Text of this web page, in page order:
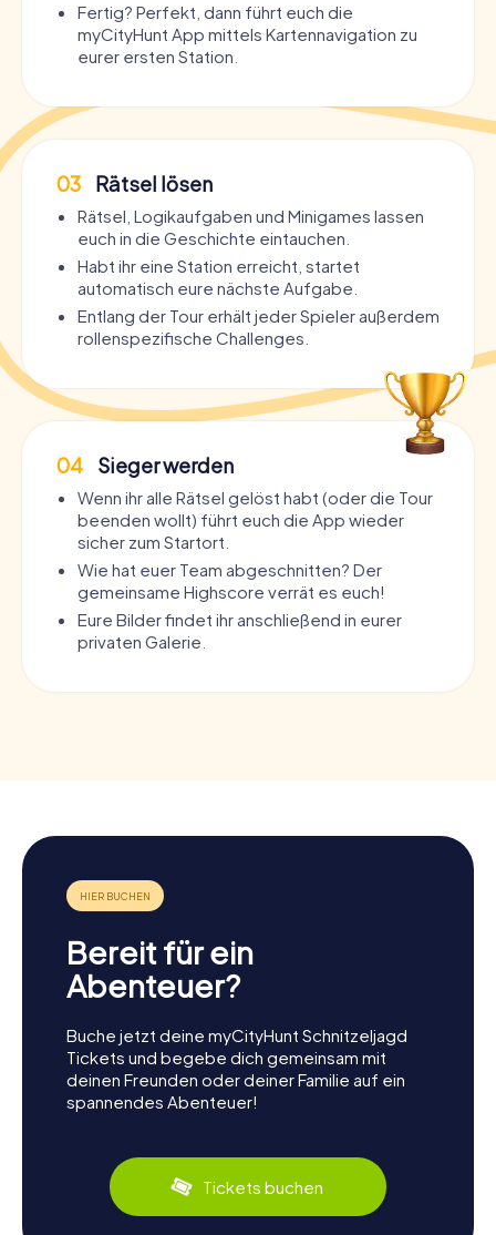
Fertig? Perfekt, dann führt euch die
myCityHunt App mittels Kartennavigation zu
eurer ersten Station.
03 Rätsel lösen
Rätsel, Logikaufgaben und Minigames lassen
euch in die Geschichte eintauchen.
Habt ihr eine Station erreicht, startet
automatisch eure nächste Aufgabe.
Entlang der Tour erhält jeder Spieler außerdem
rollenspezifische Challenges.
04 Sieger werden
Wenn ihr alle Rätsel gelöst habt (oder die Tour
beenden wollt) führt euch die App wieder
sicher zum Startort.
Wie hat euer Team abgeschnitten? Der
gemeinsame Highscore verrät es euch!
Eure Bilder findet ihr anschließend in eurer
privaten Galerie.
Bereit für ein
Abenteuer?
Buche jetzt deine myCityHunt Schnitzeljagd
Tickets und begebe dich gemeinsam mit
deinen Freunden oder deiner Familie auf ein
spannendes Abenteuer!
Tickets buchen